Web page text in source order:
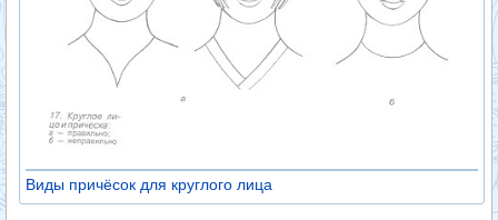
Виды причёсок для круглого лица